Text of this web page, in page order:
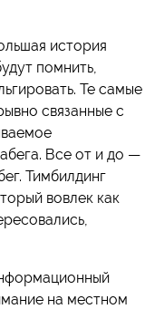
история
помнить,
Те самые
связанные с
Все от и до —
Тимбилдинг
вовлек как
на местном